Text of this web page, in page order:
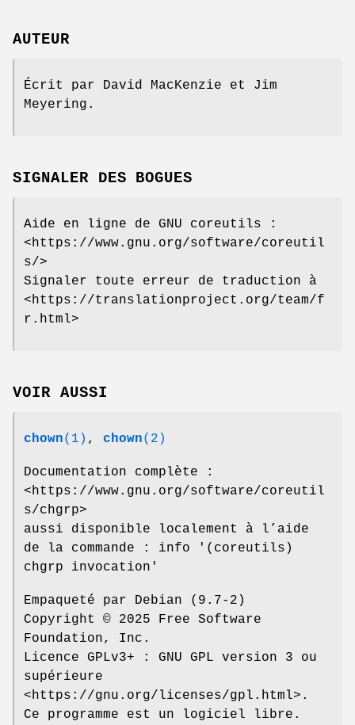
AUTEUR
Écrit par David MacKenzie et Jim
Meyering.
SIGNALER DES BOGUES
Aide en ligne de GNU coreutils :
<https://www.gnu.org/software/coreutil
s/>
Signaler toute erreur de traduction à
<https://translationproject.org/team/f
r.html>
VOIR AUSSI
chown(1) , chown(2)
Documentation complète :
<https://www.gnu.org/software/coreutil
s/chgrp>
aussi disponible localement à l’aide
de la commande : info '(coreutils)
chgrp invocation'
Empaqueté par Debian (9.7-2)
Copyright © 2025 Free Software
Foundation, Inc.
Licence GPLv3+ : GNU GPL version 3 ou
supérieure
<https://gnu.org/licenses/gpl.html>.
Ce programme est un logiciel libre.